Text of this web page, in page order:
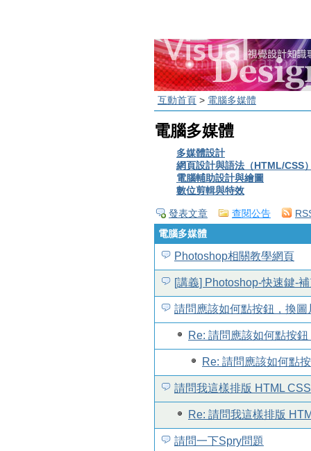
互動首頁 > 電腦多媒體
電腦多媒體
多媒體設計
網頁設計與語法（HTML/CSS
電腦輔助設計與繪圖
數位剪輯與特效
發表文章 查閱公告
電腦多媒體
Photoshop相關教學網頁
[講義] Photoshop-快速鍵-
請問應該如何點按鈕，換圖
Re: 請問應該如何點按
Re: 請問應該如何點
請問我這樣排版 HTML
Re: 請問我這樣排版
請問一下Spry問題